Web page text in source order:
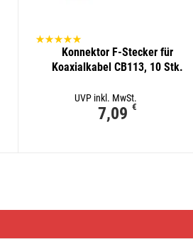
Konnektor F-Stecker für
Koaxialkabel CB113, 10 Stk.
UVP inkl. MwSt.
7,09 €